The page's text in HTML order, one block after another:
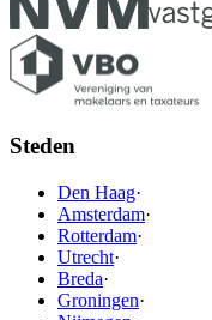
Steden
Den Haag·
Amsterdam·
Rotterdam·
Utrecht·
Breda·
Groningen·